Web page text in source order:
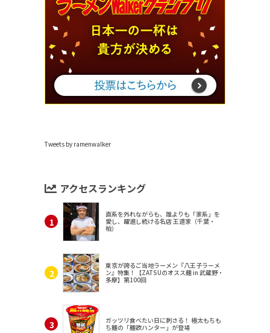
Tweets by ramenwalker
アクセスランキング
直系を外れながらも、誰よりも「家系」を
愛し、躍進し続ける名店 王道家（千葉・
柏）
東京が誇るご当地ラーメン『八王子ラーメ
ン』特集！【ZATSUのオスス麺 in 武蔵野・
多摩】第100回
ガッツリ食べたい日に刺さる！ 極太もちも
ち麺の「麺欲ハンター」が登場